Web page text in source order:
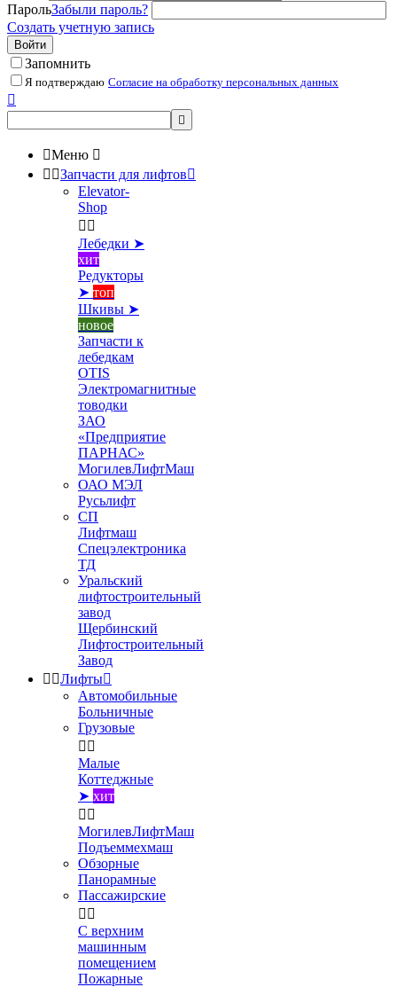
ПарольЗабыли пароль?
Создать учетную запись
Войти
Запомнить
Я подтверждаю Согласие на обработку персональных данных


Меню 
 Запчасти для лифтов
Elevator-
Shop
 
Лебедки ➤
хит
Редукторы
➤ топ
Шкивы ➤
новое
Запчасти к
лебедкам
OTIS
Электромагнитные
товодки
ЗАО
«Предприятие
ПАРНАС»
МогилевЛифтМаш
ОАО МЭЛ
Русьлифт
СП
Лифтмаш
Спецэлектроника
ТД
Уральский
лифтостроительный
завод
Щербинский
Лифтостроительный
Завод
 Лифты
Автомобильные
Больничные
Грузовые
 
Малые
Коттеджные
➤ хит
 
МогилевЛифтМаш
Подъеммехмаш
Обзорные
Панорамные
Пассажирские
 
С верхним
машинным
помещением
Пожарные